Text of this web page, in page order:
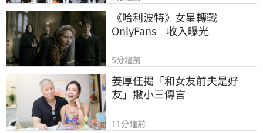
《哈利波特》女星轉戰
OnlyFans　收入曝光
5分鐘前
姜厚任揭「和女友前夫是好
友」撇小三傳言
11分鐘前